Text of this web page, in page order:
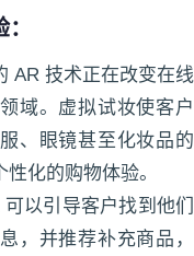
AR 技术正在改变在线
域。虚拟试妆使客户
、眼镜甚至化妆品的
化的购物体验。
以引导客户找到他们
，并推荐补充商品，